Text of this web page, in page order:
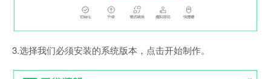
3.选择我们必须安装的系统版本，点击开始制作。